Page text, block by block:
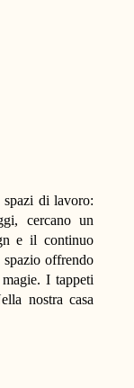
spazi di lavoro:
cercano un
e il continuo
offrendo
I tappeti
nostra casa